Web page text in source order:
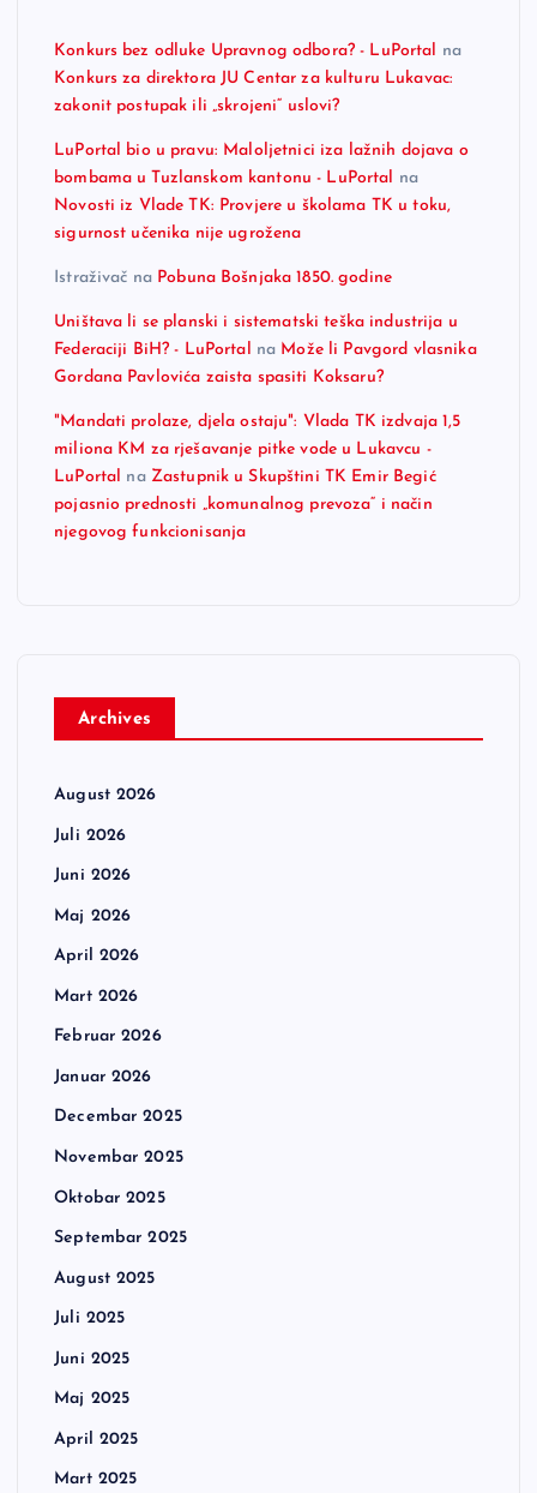
Konkurs bez odluke Upravnog odbora? - LuPortal
na
Konkurs za direktora JU Centar za kulturu Lukavac:
zakonit postupak ili „skrojeni“ uslovi?
LuPortal bio u pravu: Maloljetnici iza lažnih dojava o
bombama u Tuzlanskom kantonu - LuPortal
na
Novosti iz Vlade TK: Provjere u školama TK u toku,
sigurnost učenika nije ugrožena
Istraživač na Pobuna Bošnjaka 1850. godine
Uništava li se planski i sistematski teška industrija u
Federaciji BiH? - LuPortal
na Može li Pavgord vlasnika
Gordana Pavlovića zaista spasiti Koksaru?
"Mandati prolaze, djela ostaju": Vlada TK izdvaja 1,5
miliona KM za rješavanje pitke vode u Lukavcu -
LuPortal na Zastupnik u Skupštini TK Emir Begić
pojasnio prednosti „komunalnog prevoza“ i način
njegovog funkcionisanja
Archives
August 2026
Juli 2026
Juni 2026
Maj 2026
April 2026
Mart 2026
Februar 2026
Januar 2026
Decembar 2025
Novembar 2025
Oktobar 2025
Septembar 2025
August 2025
Juli 2025
Juni 2025
Maj 2025
April 2025
Mart 2025